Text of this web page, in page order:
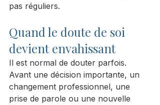
pas réguliers.
Quand le doute de soi
devient envahissant
Il est normal de douter parfois.
Avant une décision importante, un
changement professionnel, une
prise de parole ou une nouvelle